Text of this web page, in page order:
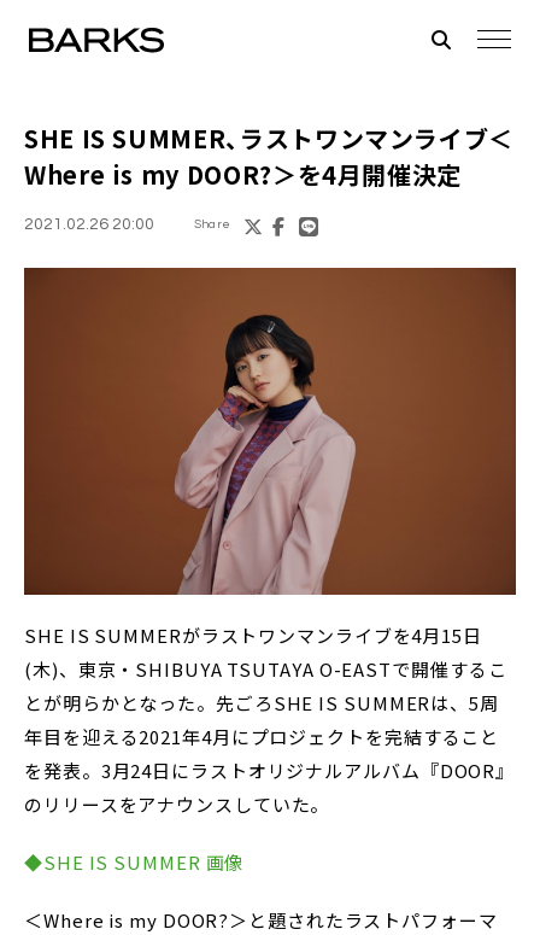
SHE IS SUMMER、ラストワンマンライブ＜
Where is my DOOR?＞を4月開催決定
2021.02.26 20:00 Share
SHE IS SUMMERがラストワンマンライブを4月15日
(木)、東京・SHIBUYA TSUTAYA O-EASTで開催するこ
とが明らかとなった。先ごろSHE IS SUMMERは、5周
年目を迎える2021年4月にプロジェクトを完結すること
を発表。3月24日にラストオリジナルアルバム『DOOR』
のリリースをアナウンスしていた。
◆SHE IS SUMMER 画像
＜Where is my DOOR?＞と題されたラストパフォーマ